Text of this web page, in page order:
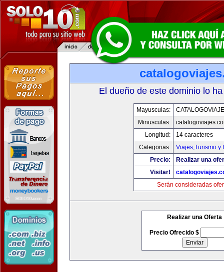
El dueño de este dominio lo
Mayusculas:
Minusculas:
Longitud:
14 caracteres
Categorias:
Viajes,Turismo y
Precio:
Realizar una
Visitar!
Serán consideradas
Realizar una Oferta
Precio Ofrecido $